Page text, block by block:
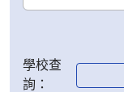
學校查
詢：